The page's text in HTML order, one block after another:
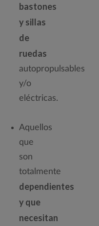
bastones
y sillas
de
ruedas
autopropulsables
y/o
eléctricas.
Aquellos
que
son
totalmente
dependientes
y que
necesitan